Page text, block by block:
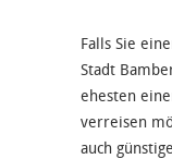
Falls Sie
Stadt
ehesten
verreisen
auch